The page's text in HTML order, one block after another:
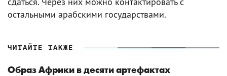
остальными арабскими государствами.
ЧИТАЙТЕ ТАКЖЕ
Образ Африки в десяти артефактах